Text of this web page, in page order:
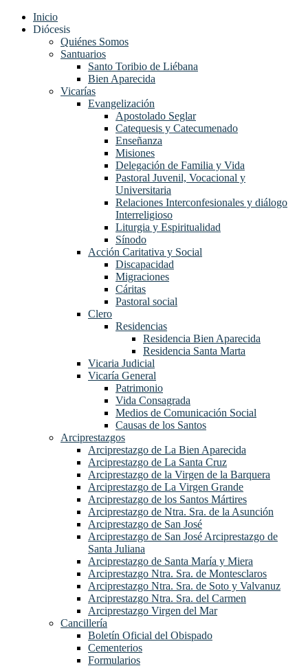
Inicio
Diócesis
Quiénes Somos
Santuarios
Santo Toribio de Liébana
Bien Aparecida
Vicarías
Evangelización
Apostolado Seglar
Catequesis y Catecumenado
Enseñanza
Misiones
Delegación de Familia y Vida
Pastoral Juvenil, Vocacional y
Universitaria
Relaciones Interconfesionales y diálogo
Interreligioso
Liturgia y Espiritualidad
Sínodo
Acción Caritativa y Social
Discapacidad
Migraciones
Cáritas
Pastoral social
Clero
Residencias
Residencia Bien Aparecida
Residencia Santa Marta
Vicaria Judicial
Vicaría General
Patrimonio
Vida Consagrada
Medios de Comunicación Social
Causas de los Santos
Arciprestazgos
Arciprestazgo de La Bien Aparecida
Arciprestazgo de La Santa Cruz
Arciprestazgo de la Virgen de la Barquera
Arciprestazgo de La Virgen Grande
Arciprestazgo de los Santos Mártires
Arciprestazgo de Ntra. Sra. de la Asunción
Arciprestazgo de San José
Arciprestazgo de San José Arciprestazgo de
Santa Juliana
Arciprestazgo de Santa María y Miera
Arciprestazgo Ntra. Sra. de Montesclaros
Arciprestazgo Ntra. Sra. de Soto y Valvanuz
Arciprestazgo Ntra. Sra. del Carmen
Arciprestazgo Virgen del Mar
Cancillería
Boletín Oficial del Obispado
Cementerios
Formularios